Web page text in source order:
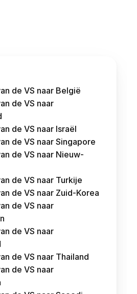
de VS naar België
de VS naar
de VS naar Israël
de VS naar Singapore
de VS naar Nieuw-
de VS naar Turkije
de VS naar Zuid-Korea
de VS naar
de VS naar
de VS naar Thailand
de VS naar